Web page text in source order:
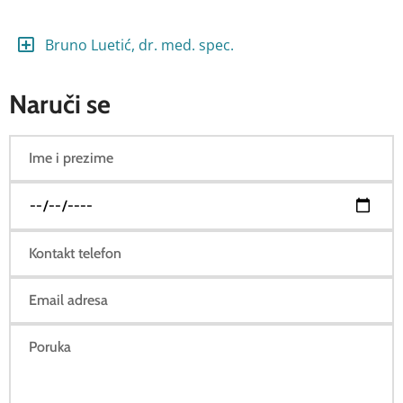
Bruno Luetić, dr. med. spec.
Naruči se